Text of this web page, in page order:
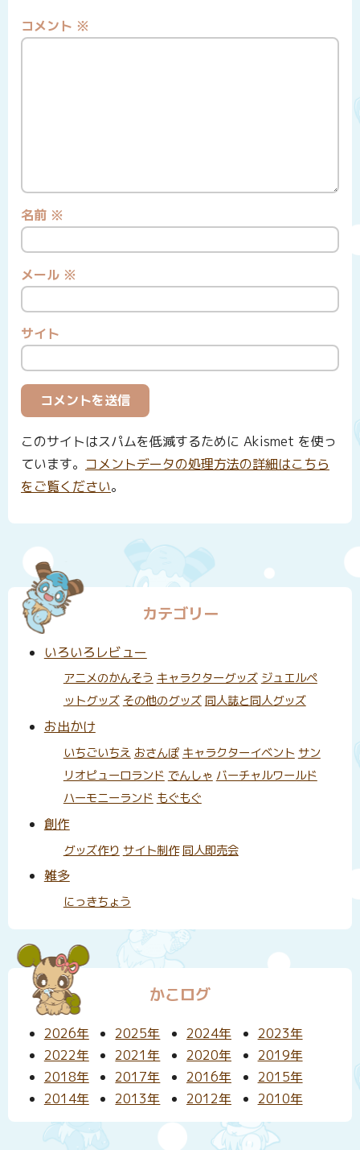
コメント ※
名前 ※
メール ※
サイト
このサイトはスパムを低減するために Akismet を使っ
ています。 コメントデータの処理方法の詳細はこちら
をご覧ください。
カテゴリー
いろいろレビュー
アニメのかんそう キャラクターグッズ ジュエルペ
ットグッズ その他のグッズ 同人誌と同人グッズ
お出かけ
いちごいちえ おさんぽ キャラクターイベント サン
リオピューロランド でんしゃ バーチャルワールド
ハーモニーランド もぐもぐ
創作
グッズ作り サイト制作 同人即売会
雑多
にっきちょう
かこログ
2026年 2025年 2024年
2023年
2022年
2021年 2020年
2019年
2018年
2017年 2016年
2015年
2014年
2013年 2012年 2010年